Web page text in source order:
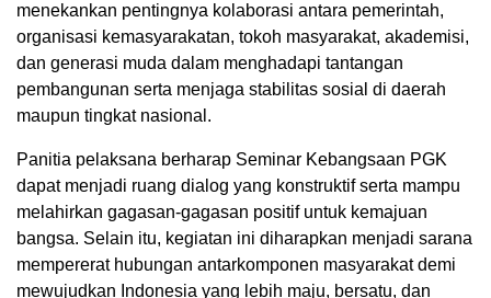
menekankan pentingnya kolaborasi antara pemerintah,
organisasi kemasyarakatan, tokoh masyarakat, akademisi,
dan generasi muda dalam menghadapi tantangan
pembangunan serta menjaga stabilitas sosial di daerah
maupun tingkat nasional.
Panitia pelaksana berharap Seminar Kebangsaan PGK
dapat menjadi ruang dialog yang konstruktif serta mampu
melahirkan gagasan-gagasan positif untuk kemajuan
bangsa. Selain itu, kegiatan ini diharapkan menjadi sarana
mempererat hubungan antarkomponen masyarakat demi
mewujudkan Indonesia yang lebih maju, bersatu, dan